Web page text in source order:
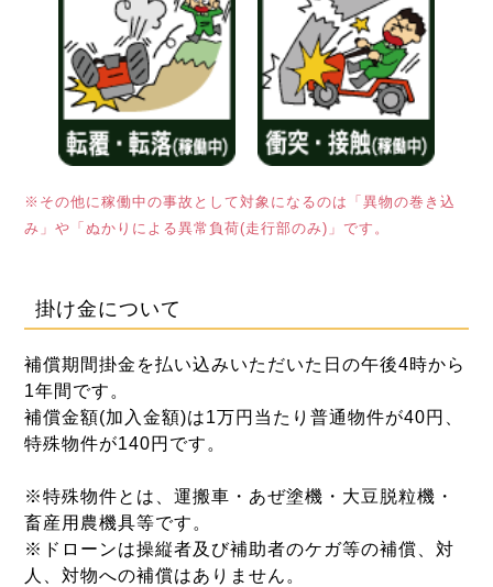
※その他に稼働中の事故として対象になるのは「異物の巻き込
み」や「ぬかりによる異常負荷(走行部のみ)」です。
掛け金について
補償期間掛金を払い込みいただいた日の午後4時から
1年間です。
補償金額(加入金額)は1万円当たり普通物件が40円、
特殊物件が140円です。
※特殊物件とは、運搬車・あぜ塗機・大豆脱粒機・
畜産用農機具等です。
※ドローンは操縦者及び補助者のケガ等の補償、対
人、対物への補償はありません。